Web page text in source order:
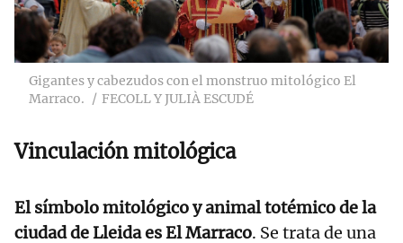
Gigantes y cabezudos con el monstruo mitológico El
Marraco.
FECOLL Y JULIÀ ESCUDÉ
Vinculación mitológica
El símbolo mitológico y animal totémico de la
ciudad de Lleida es El Marraco. Se trata de una